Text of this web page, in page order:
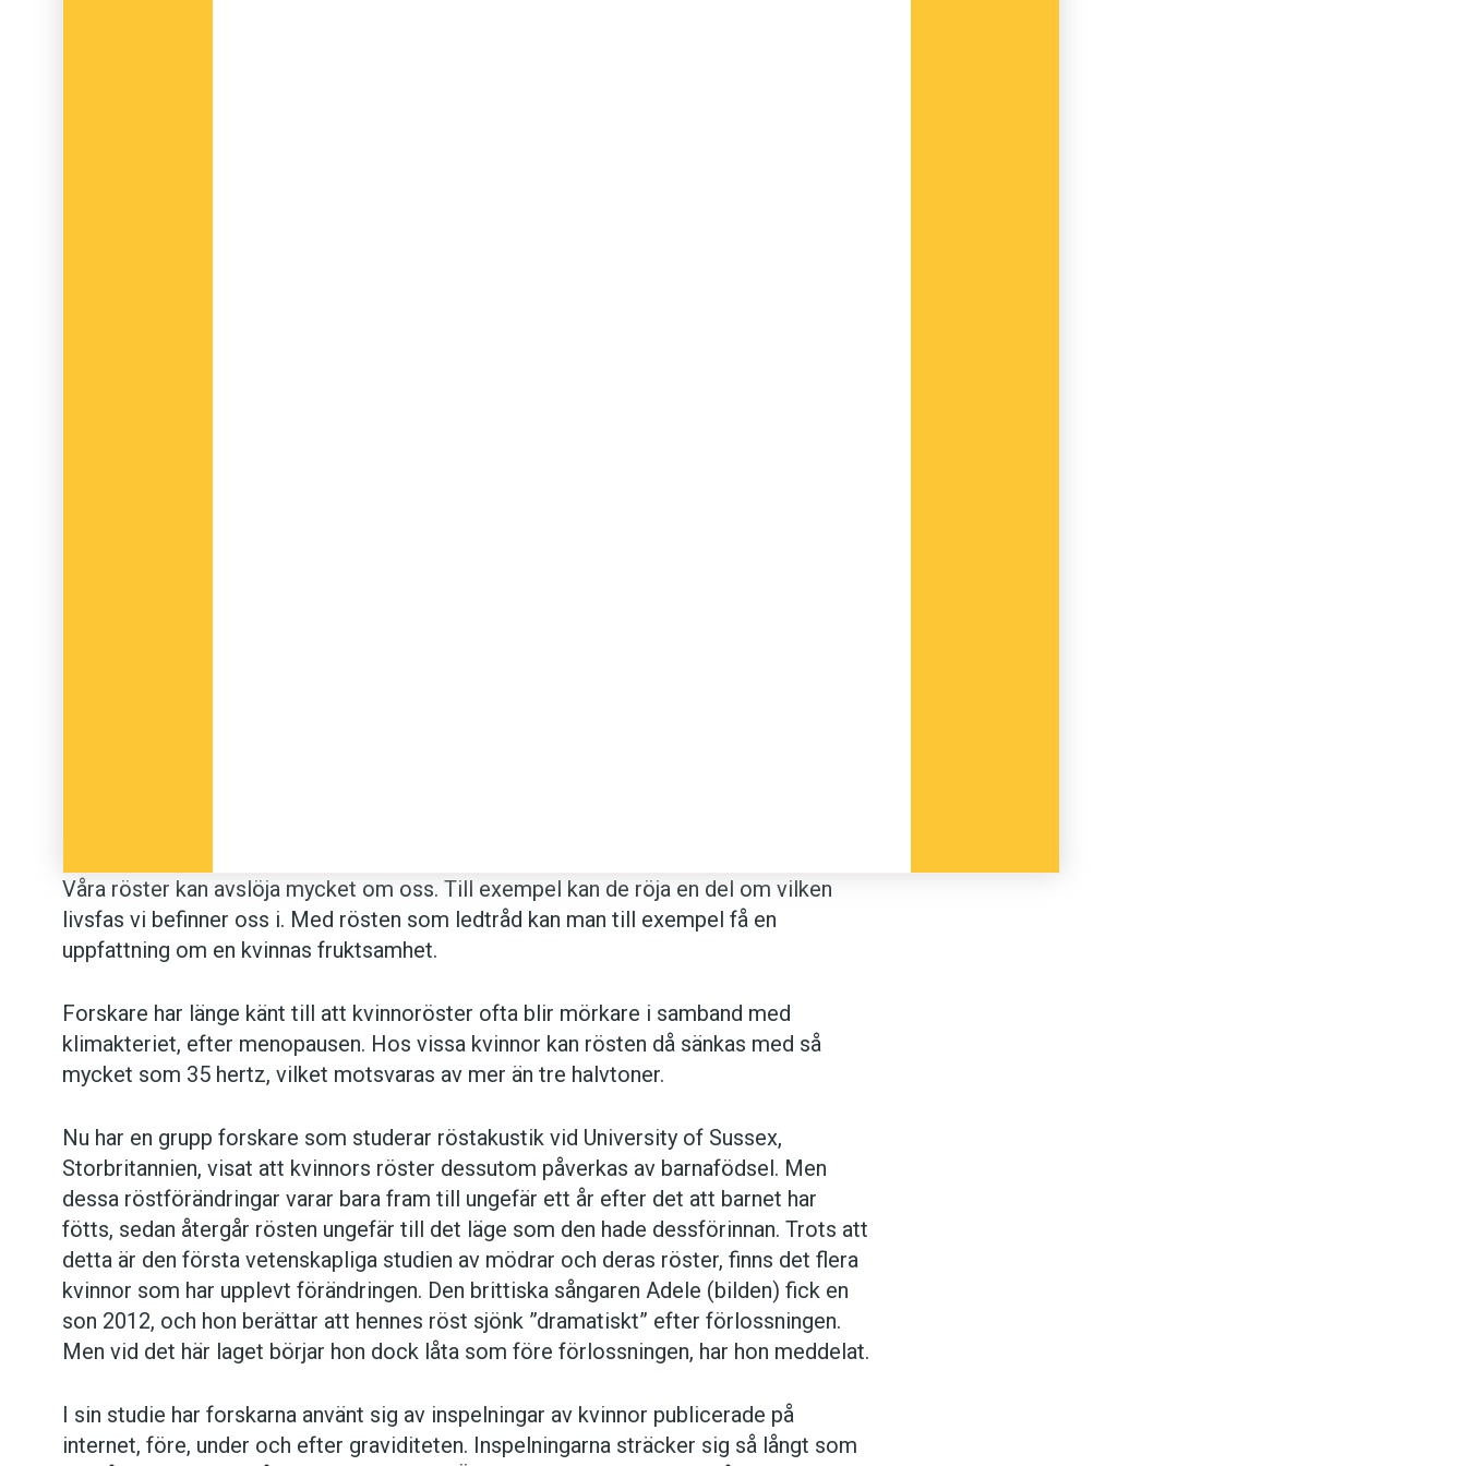
Våra röster kan avslöja mycket om oss. Till exempel kan de röja en del om vilken
livsfas vi befinner oss i. Med rösten som ledtråd kan man till exempel få en
uppfattning om en kvinnas fruktsamhet.
Forskare har länge känt till att kvinnoröster ofta blir mörkare i samband med
klimakteriet, efter menopausen. Hos vissa kvinnor kan rösten då sänkas med så
mycket som 35 hertz, vilket motsvaras av mer än tre halvtoner.
Nu har en grupp forskare som studerar röstakustik vid University of Sussex,
Storbritannien, visat att kvinnors röster dessutom påverkas av barnafödsel. Men
dessa röstförändringar varar bara fram till ungefär ett år efter det att barnet har
fötts, sedan återgår rösten ungefär till det läge som den hade dessförinnan. Trots att
detta är den första vetenskapliga studien av mödrar och deras röster, finns det flera
kvinnor som har upplevt förändringen. Den brittiska sångaren Adele (bilden) fick en
son 2012, och hon berättar att hennes röst sjönk ”dramatiskt” efter förlossningen.
Men vid det här laget börjar hon dock låta som före förlossningen, har hon meddelat.
I sin studie har forskarna använt sig av inspelningar av kvinnor publicerade på
internet, före, under och efter graviditeten. Inspelningarna sträcker sig så långt som